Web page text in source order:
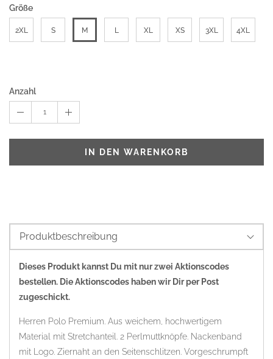
Größe
2XL S M L XL XS 3XL 4XL
Anzahl
1
IN DEN WARENKORB
Produktbeschreibung
Dieses Produkt kannst Du mit nur zwei Aktionscodes
bestellen. Die Aktionscodes haben wir Dir per Post
zugeschickt.
Herren Polo Premium. Aus weichem, hochwertigem
Material mit Stretchanteil. 2 Perlmuttknöpfe. Nackenband
mit Logo. Ziernaht an den Seitenschlitzen. Vorgeschrumpft